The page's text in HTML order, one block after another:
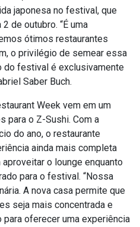
japonesa no festival, que
de outubro. “É uma
ótimos restaurantes
o privilégio de semear essa
do festival é exclusivamente
Saber Buch.
Week vem em um
para o Z-Sushi. Com a
do ano, o restaurante
ainda mais completa
o lounge enquanto
para o festival. “Nossa
A nova casa permite que
seja mais concentrada e
para oferecer uma experiência